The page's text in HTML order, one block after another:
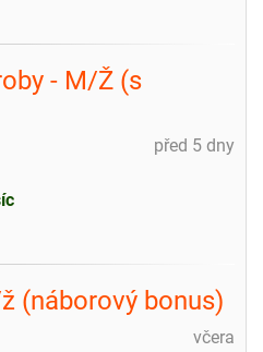
- M/Ž (s
před 5 dny
(náborový bonus)
včera